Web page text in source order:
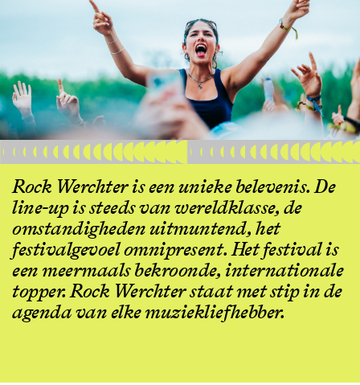
Rock Werchter is een unieke belevenis. De
line-up is steeds van wereldklasse, de
omstandigheden uitmuntend, het
festivalgevoel omnipresent. Het festival is
een meermaals bekroonde, internationale
topper. Rock Werchter staat met stip in de
agenda van elke muziekliefhebber.